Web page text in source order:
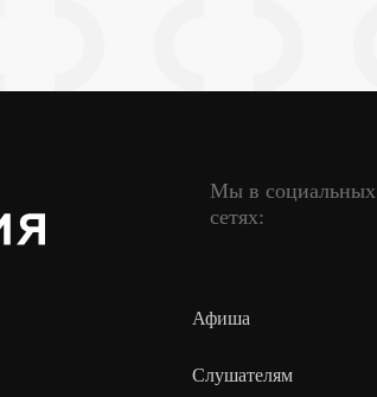
Мы в социальных
сетях:
Афиша
Слушателям